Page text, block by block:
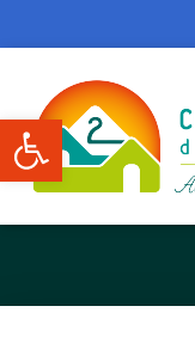
Abrir barra